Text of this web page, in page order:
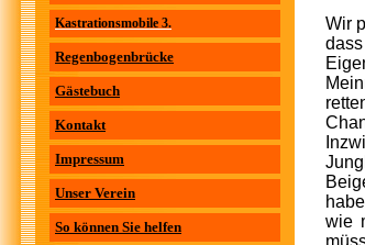
Kastrationsmobile 3.
Regenbogenbrücke
Gästebuch
Kontakt
Impressum
Unser Verein
So können Sie helfen
Wir
wie